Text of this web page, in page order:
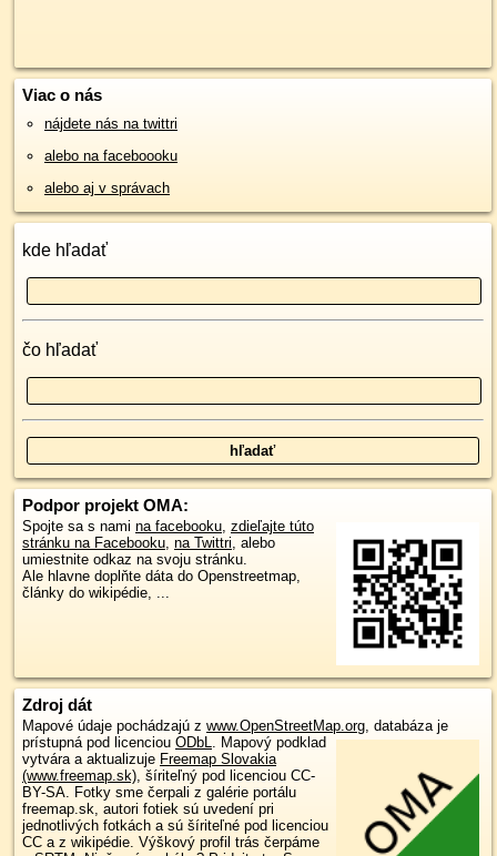
Viac o nás
nájdete nás na twittri
alebo na faceboooku
alebo aj v správach
kde hľadať
čo hľadať
Podpor projekt OMA:
Spojte sa s nami na facebooku, zdieľajte túto
stránku na Facebooku, na Twittri, alebo
umiestnite odkaz na svoju stránku.
Ale hlavne doplňte dáta do Openstreetmap,
články do wikipédie, ...
Zdroj dát
Mapové údaje pochádzajú z www.OpenStreetMap.org, databáza je
prístupná pod licenciou ODbL. Mapový podklad
vytvára a aktualizuje Freemap Slovakia
(www.freemap.sk), šíriteľný pod licenciou CC-
BY-SA. Fotky sme čerpali z galérie portálu
freemap.sk, autori fotiek sú uvedení pri
jednotlivých fotkách a sú šíriteľné pod licenciou
CC a z wikipédie. Výškový profil trás čerpáme